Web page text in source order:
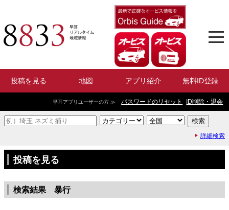
投稿を見る 地図 アプリ紹介 無料ID登録
早耳アプリユーザーの方 ≫ パスワードのリセット ID削除・退会
詳細検索
投稿を見る
検索結果 暴行